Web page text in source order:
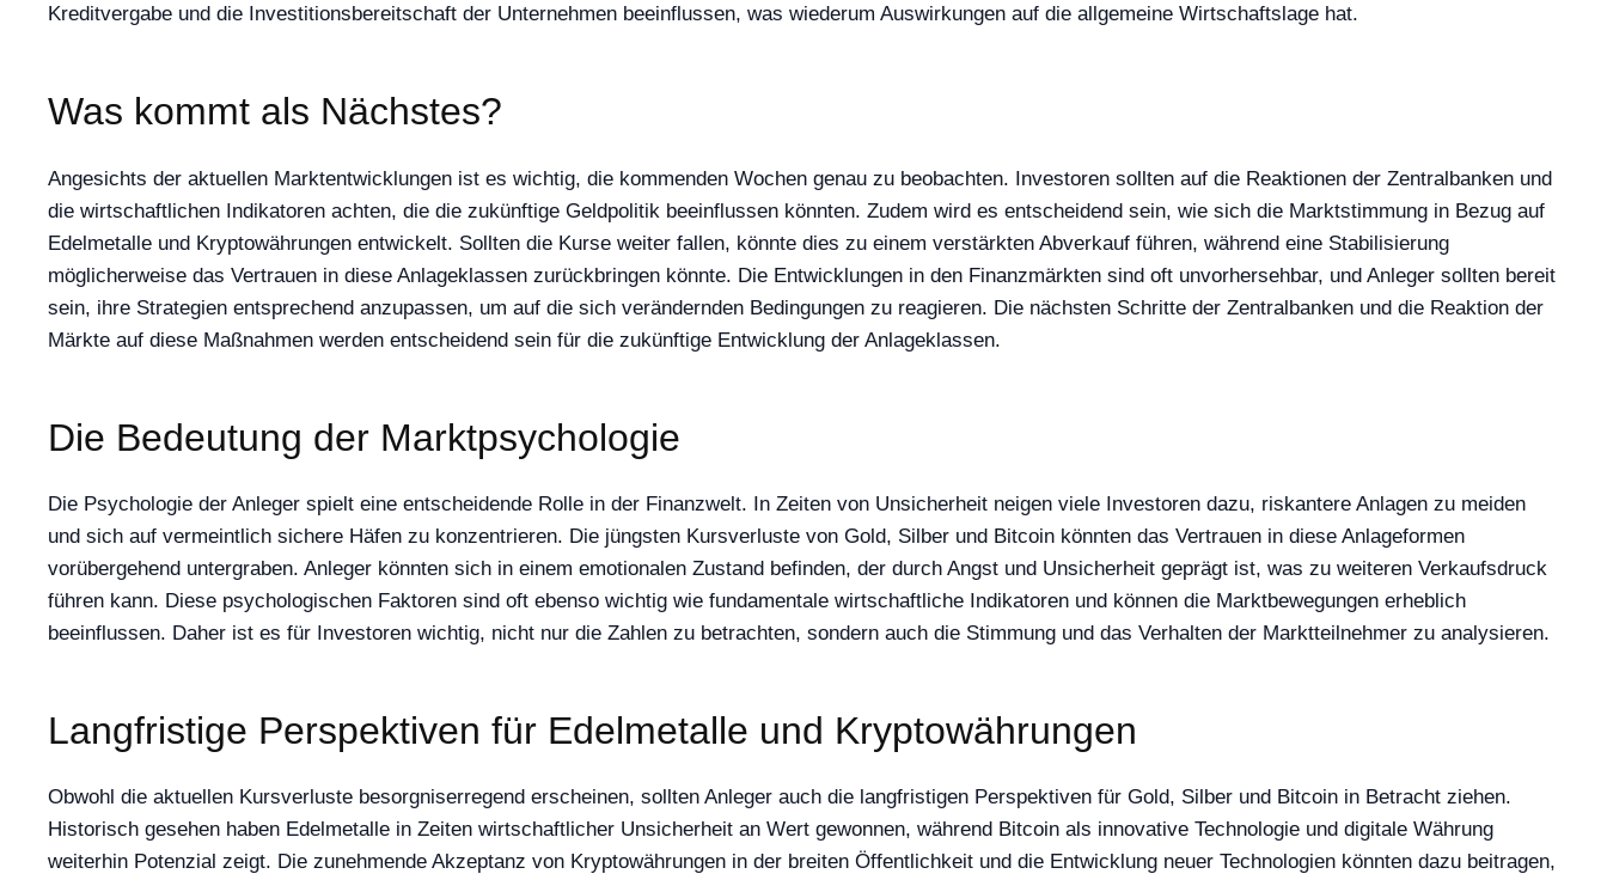
Kreditvergabe und die Investitionsbereitschaft der Unternehmen beeinflussen, was wiederum Auswirkungen auf die allgemeine Wirtschaftslage hat.
Was kommt als Nächstes?
Angesichts der aktuellen Marktentwicklungen ist es wichtig, die kommenden Wochen genau zu beobachten. Investoren sollten auf die Reaktionen der Zentralbanken und
die wirtschaftlichen Indikatoren achten, die die zukünftige Geldpolitik beeinflussen könnten. Zudem wird es entscheidend sein, wie sich die Marktstimmung in Bezug auf
Edelmetalle und Kryptowährungen entwickelt. Sollten die Kurse weiter fallen, könnte dies zu einem verstärkten Abverkauf führen, während eine Stabilisierung
möglicherweise das Vertrauen in diese Anlageklassen zurückbringen könnte. Die Entwicklungen in den Finanzmärkten sind oft unvorhersehbar, und Anleger sollten bereit
sein, ihre Strategien entsprechend anzupassen, um auf die sich verändernden Bedingungen zu reagieren. Die nächsten Schritte der Zentralbanken und die Reaktion der
Märkte auf diese Maßnahmen werden entscheidend sein für die zukünftige Entwicklung der Anlageklassen.
Die Bedeutung der Marktpsychologie
Die Psychologie der Anleger spielt eine entscheidende Rolle in der Finanzwelt. In Zeiten von Unsicherheit neigen viele Investoren dazu, riskantere Anlagen zu meiden
und sich auf vermeintlich sichere Häfen zu konzentrieren. Die jüngsten Kursverluste von Gold, Silber und Bitcoin könnten das Vertrauen in diese Anlageformen
vorübergehend untergraben. Anleger könnten sich in einem emotionalen Zustand befinden, der durch Angst und Unsicherheit geprägt ist, was zu weiteren Verkaufsdruck
führen kann. Diese psychologischen Faktoren sind oft ebenso wichtig wie fundamentale wirtschaftliche Indikatoren und können die Marktbewegungen erheblich
beeinflussen. Daher ist es für Investoren wichtig, nicht nur die Zahlen zu betrachten, sondern auch die Stimmung und das Verhalten der Marktteilnehmer zu analysieren.
Langfristige Perspektiven für Edelmetalle und Kryptowährungen
Obwohl die aktuellen Kursverluste besorgniserregend erscheinen, sollten Anleger auch die langfristigen Perspektiven für Gold, Silber und Bitcoin in Betracht ziehen.
Historisch gesehen haben Edelmetalle in Zeiten wirtschaftlicher Unsicherheit an Wert gewonnen, während Bitcoin als innovative Technologie und digitale Währung
weiterhin Potenzial zeigt. Die zunehmende Akzeptanz von Kryptowährungen in der breiten Öffentlichkeit und die Entwicklung neuer Technologien könnten dazu beitragen,